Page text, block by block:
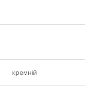
кремній